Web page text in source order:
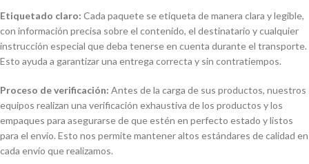
Etiquetado claro: Cada paquete se etiqueta de manera clara y legible,
con información precisa sobre el contenido, el destinatario y cualquier
instrucción especial que deba tenerse en cuenta durante el transporte.
Esto ayuda a garantizar una entrega correcta y sin contratiempos.
Proceso de verificación: Antes de la carga de sus productos, nuestros
equipos realizan una verificación exhaustiva de los productos y los
empaques para asegurarse de que estén en perfecto estado y listos
para el envío. Esto nos permite mantener altos estándares de calidad en
cada envío que realizamos.